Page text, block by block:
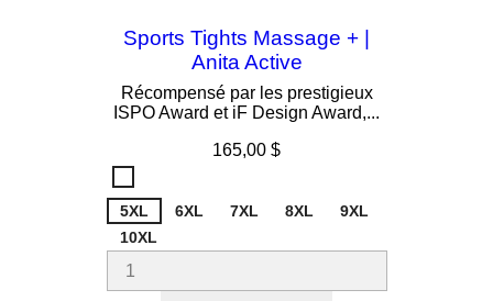
Sports Tights Massage + |
Anita Active
Récompensé par les prestigieux
ISPO Award et iF Design Award,...
Prix
165,00 $
768
5XL
6XL 7XL 8XL
9XL
10XL